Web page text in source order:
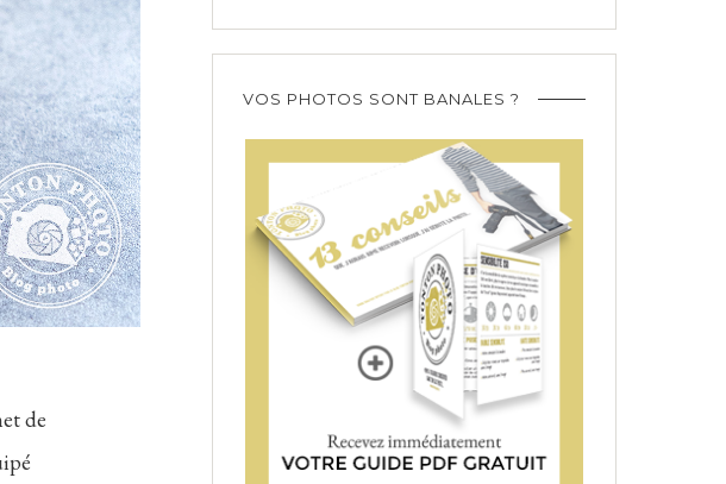
de
VOS PHOTOS SONT BANALES ?